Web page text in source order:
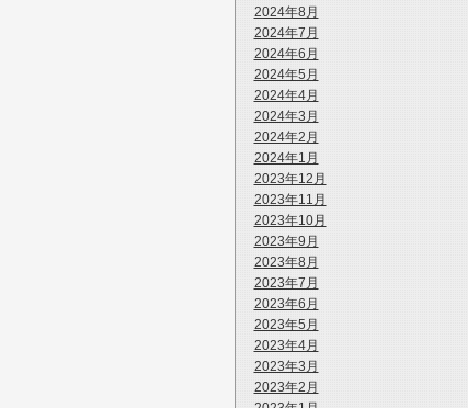
2024年8月
2024年7月
2024年6月
2024年5月
2024年4月
2024年3月
2024年2月
2024年1月
2023年12月
2023年11月
2023年10月
2023年9月
2023年8月
2023年7月
2023年6月
2023年5月
2023年4月
2023年3月
2023年2月